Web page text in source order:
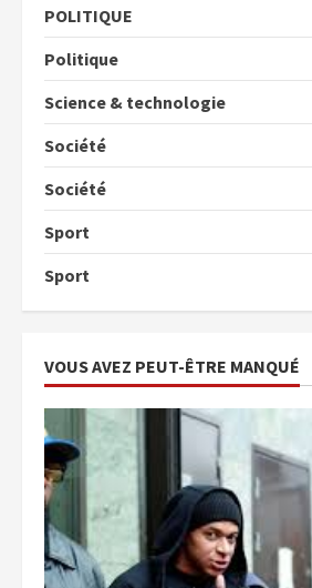
POLITIQUE
Politique
Science & technologie
Société
Société
Sport
Sport
VOUS AVEZ PEUT-ÊTRE MANQUÉ